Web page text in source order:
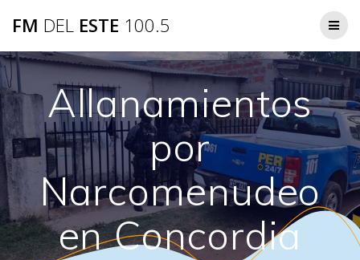
FM DEL ESTE 100.5
Allanamientos
por
Narcomenudeo
en Concordia